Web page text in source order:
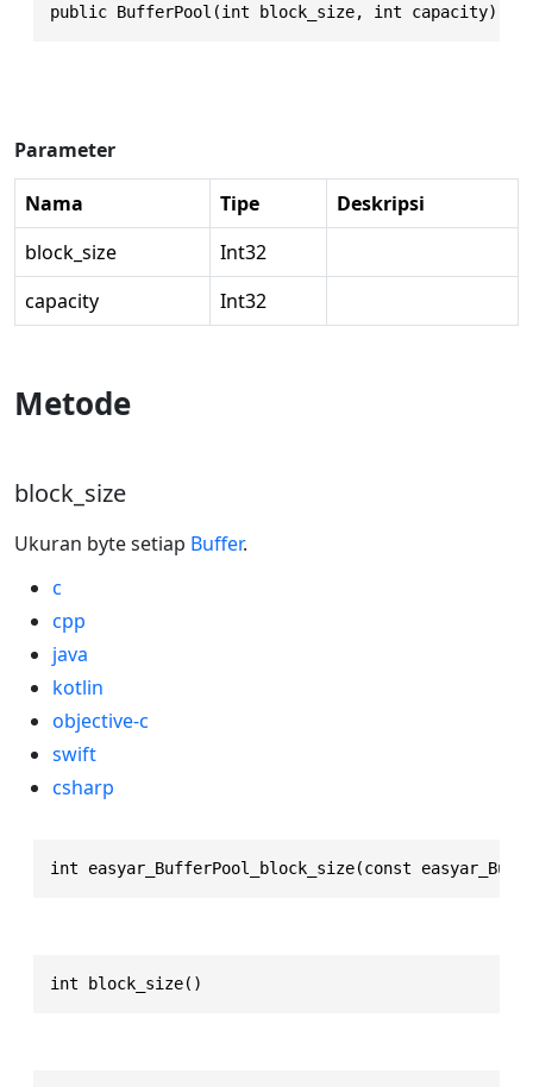
public BufferPool(int block_size, int capacity)
Parameter
Nama Tipe
Deskripsi
block_size
Int32
capacity
Int32
Metode
block_size
Ukuran byte setiap Buffer.
c
cpp
java
kotlin
objective-c
swift
csharp
int easyar_BufferPool_block_size(const
int block_size()